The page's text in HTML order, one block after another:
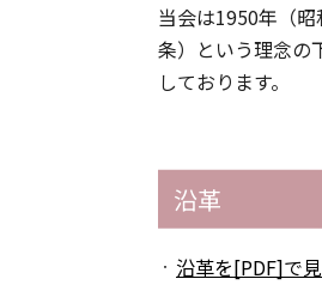
当会は1950年（
条）という理念の
しております。
沿革
沿革を[PDF]で